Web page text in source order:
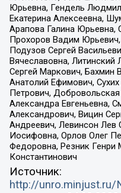
Юрьевна, Гендель
Екатерина Алексеевна,
Арапова Галина Юрьевна,
Прохоров Вадим
Подузов Сергей
Вячеславовна,
Сергей Маркович, Бахмин
Анатолий Ефимович,
Петрович,
Александра Евгеньевна,
Александрович, Вицин
Андреевич, Левинсон Лев
Иосифовна, Орлов Олег
Федоровна, Резник Генри
Константинович
Источник:
http://unro.minjust.ru/